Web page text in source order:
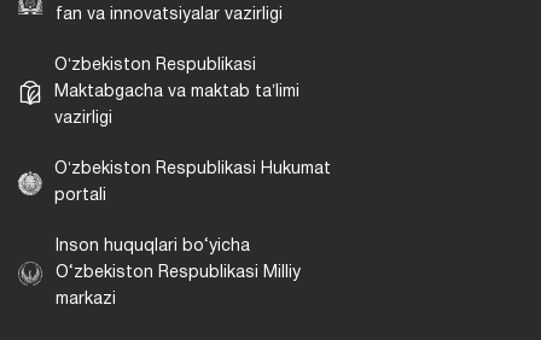
fan va innovatsiyalar vazirligi
Oʻzbekiston Respublikasi
Maktabgacha va maktab taʼlimi
vazirligi
Oʻzbekiston Respublikasi Hukumat
portali
Inson huquqlari bo‘yicha
O‘zbekiston Respublikasi Milliy
markazi